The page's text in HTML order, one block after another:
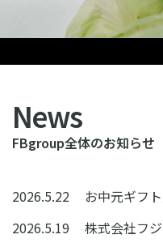
News
FBgroup全体のお知らせ
2026.5.22
お中元ギフ
2026.5.19
株式会社フ